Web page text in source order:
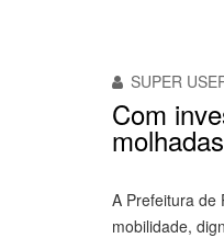
SUPER
Com
A Prefeitura de
mobilidade,